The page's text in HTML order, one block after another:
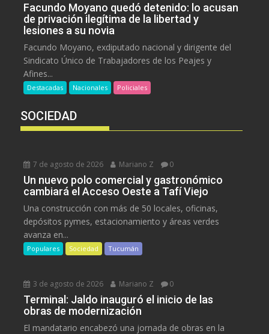
Facundo Moyano quedó detenido: lo acusan
de privación ilegítima de la libertad y
lesiones a su novia
Facundo Moyano, exdiputado nacional y dirigente del
Sindicato Único de Trabajadores de los Peajes y
Afines...
Destacadas Nacionales Policiales
SOCIEDAD
7 de agosto de 2026 Mariano Z 0
Un nuevo polo comercial y gastronómico
cambiará el Acceso Oeste a Tafí Viejo
Una construcción con más de 50 locales, oficinas,
depósitos pymes, estacionamiento y áreas verdes
avanza en...
Populares Sociedad Tucumán
3 de agosto de 2026 Mariano Z 0
Terminal: Jaldo inauguró el inicio de las
obras de modernización
El mandatario encabezó una jornada de obras en la